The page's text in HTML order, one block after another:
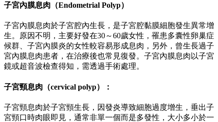
子宮內膜息肉（Endometrial Polyp）
子宮內膜息肉於子宮腔內生長，是子宮腔黏膜細胞發生異常增
生。原因不明，主要好發在30～60歲女性，罹患多囊性卵巢症
候群、子宮內膜炎的女性較容易形成息肉，另外，曾生長過子
宮內膜息肉患者，在治療後也常見復發。子宮內膜息肉以子宮
鏡或超音波檢查得知，需透過手術處理。
子宮頸息肉（cervical polyp）：
子宮頸息肉於子宮頸生長，因發炎導致細胞過度增生，垂出子
宮頸口時肉眼即見，通常非單一個而是多發性，大小多小於一